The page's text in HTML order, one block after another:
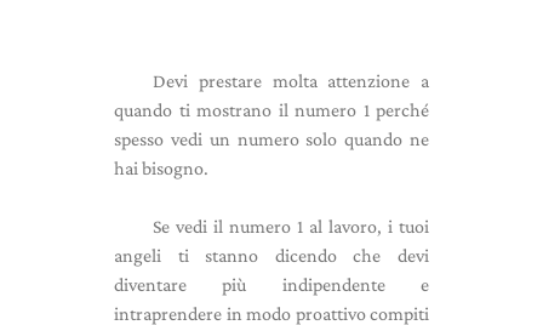
Devi prestare molta attenzione a
quando ti mostrano il numero 1 perché
spesso vedi un numero solo quando ne
hai bisogno.
Se vedi il numero 1 al lavoro, i tuoi
angeli ti stanno dicendo che devi
diventare più indipendente e
intraprendere in modo proattivo compiti